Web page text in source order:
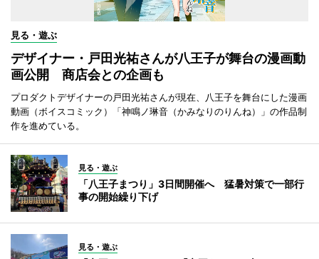
見る・遊ぶ
デザイナー・戸田光祐さんが八王子が舞台の漫画動
画公開 商店会との企画も
プロダクトデザイナーの戸田光祐さんが現在、八王子を舞台にした漫画
動画（ボイスコミック）「神鳴ノ琳音（かみなりのりんね）」の作品制
作を進めている。
見る・遊ぶ
「八王子まつり」3日間開催へ 猛暑対策で一部行
事の開始繰り下げ
見る・遊ぶ